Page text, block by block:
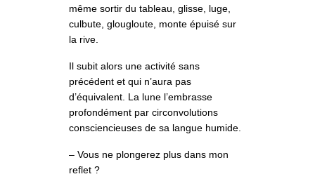
même sortir du tableau, glisse, luge,
culbute, glougloute, monte épuisé sur
la rive.
Il subit alors une activité sans
précédent et qui n’aura pas
d’équivalent. La lune l’embrasse
profondément par circonvolutions
consciencieuses de sa langue humide.
– Vous ne plongerez plus dans mon
reflet ?